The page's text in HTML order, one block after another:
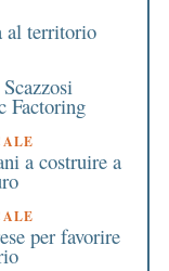
al territorio
Factoring
a costruire a
per favorire